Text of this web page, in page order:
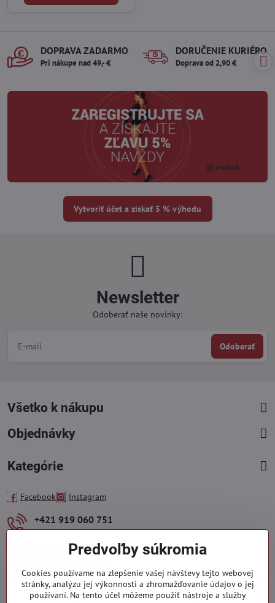
DOPRAVA ZADARMO
Pri nákupe nad 49,- €
DORUČENIE KURIÉROM
Doprava od 2,90 €
Vytvoriť účet a získať 5 % výhodu
Newsletter
Odoberať naše novinky:
Odoberať
Všetko k nákupu
Objednávky
Kategórie
Facebook Instagram
+421 919 060 751
Pondelok - Piatok : 09:00 - 15:00 hod.
info​@everlady​.eu
Predvoľby súkromia
Cookies používame na zlepšenie vašej návštevy tejto webovej
stránky, analýzu jej výkonnosti a zhromažďovanie údajov o jej
používaní. Na tento účel môžeme použiť nástroje a služby